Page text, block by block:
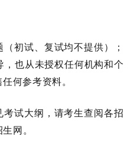
初试、复试均不提供）；
也从未授权任何机构和个
何参考资料。
考试大纲 ， 请考生查阅各招
网。